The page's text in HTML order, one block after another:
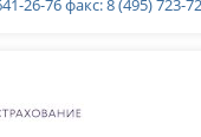
26-76 факс: 8 (495) 723-